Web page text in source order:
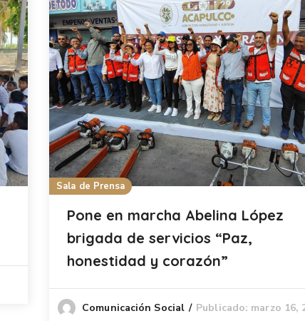
Sala de Prensa
Pone en marcha Abelina López
brigada de servicios “Paz,
honestidad y corazón”
Comunicación Social Publicado: marzo 16,